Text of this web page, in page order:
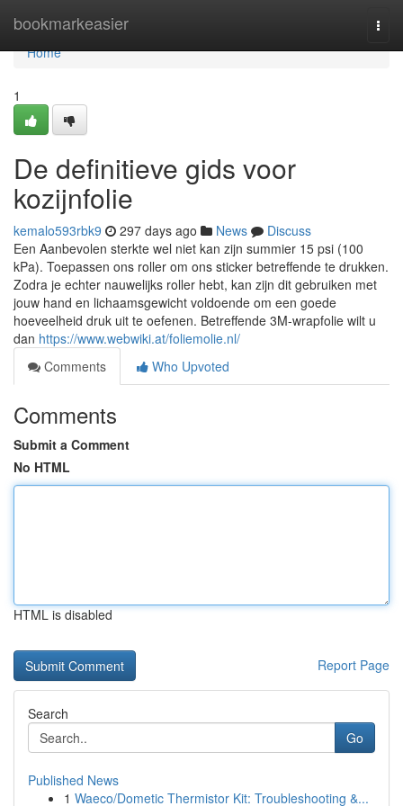
bookmarkeasier
Home
Home
1
De definitieve gids voor
kozijnfolie
kemalo593rbk9 297 days ago News
Discuss
Een Aanbevolen sterkte wel niet kan zijn summier 15 psi (100
kPa). Toepassen ons roller om ons sticker betreffende te drukken.
Zodra je echter nauwelijks roller hebt, kan zijn dit gebruiken met
jouw hand en lichaamsgewicht voldoende om een goede
hoeveelheid druk uit te oefenen. Betreffende 3M-wrapfolie wilt u
dan https://www.webwiki.at/foliemolie.nl/
Comments
Who Upvoted
Comments
Submit a Comment
No HTML
HTML is disabled
Report Page
Search
Go
Published News
1 Waeco/Dometic Thermistor Kit: Troubleshooting &...